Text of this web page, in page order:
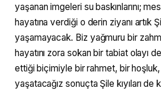
yaşanan imgeleri su baskınlarını;
hayatına verdiği o derin ziyanı artık
yaşamayacak. Biz yağmuru bir
hayatını zora sokan bir tabiat olayı
ettiği biçimiyle bir rahmet, bir
yaşatacağız sonuçta Şile kıyıları